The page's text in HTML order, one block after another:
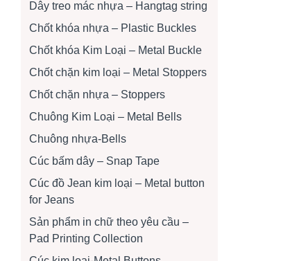
Dây treo mác nhựa – Hangtag string
Chốt khóa nhựa – Plastic Buckles
Chốt khóa Kim Loại – Metal Buckle
Chốt chặn kim loại – Metal Stoppers
Chốt chặn nhựa – Stoppers
Chuông Kim Loại – Metal Bells
Chuông nhựa-Bells
Cúc bấm dây – Snap Tape
Cúc đồ Jean kim loại – Metal button
for Jeans
Sản phẩm in chữ theo yêu cầu –
Pad Printing Collection